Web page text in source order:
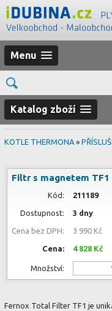
Menu
Katalog zboží
KOTLE THERMONA »
Filtr s magnetem TF1
Kód: 211189
Dostupnost: 3 dny
Cena bez DPH: 3 990 Kč
Cena: 4 828 Kč
Množství:
Fernox Total Filter TF1 je